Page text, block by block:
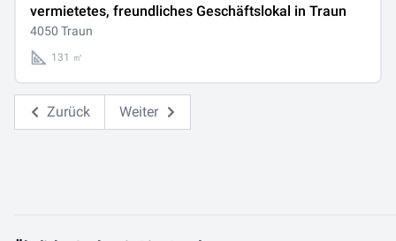
vermietetes, freundliches Geschäftslokal in Traun
4050 Traun
131 ㎡
Zurück Weiter